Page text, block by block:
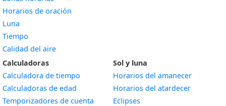
Horarios de oración
Luna
Tiempo
Calidad del aire
Calculadoras
Calculadora de tiempo
Calculadoras de edad
Temporizadores de cuenta
Sol y luna
Horarios del amanecer
Horarios del atardecer
Eclipses